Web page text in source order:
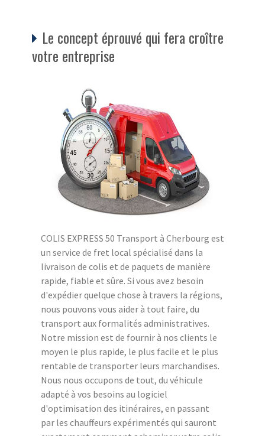
Le concept éprouvé qui fera croître
votre entreprise
COLIS EXPRESS 50 Transport à Cherbourg est
un service de fret local spécialisé dans la
livraison de colis et de paquets de manière
rapide, fiable et sûre. Si vous avez besoin
d'expédier quelque chose à travers la régions,
nous pouvons vous aider à tout faire, du
transport aux formalités administratives.
Notre mission est de fournir à nos clients le
moyen le plus rapide, le plus facile et le plus
rentable de transporter leurs marchandises.
Nous nous occupons de tout, du véhicule
adapté à vos besoins au logiciel
d'optimisation des itinéraires, en passant
par les chauffeurs expérimentés qui sauront